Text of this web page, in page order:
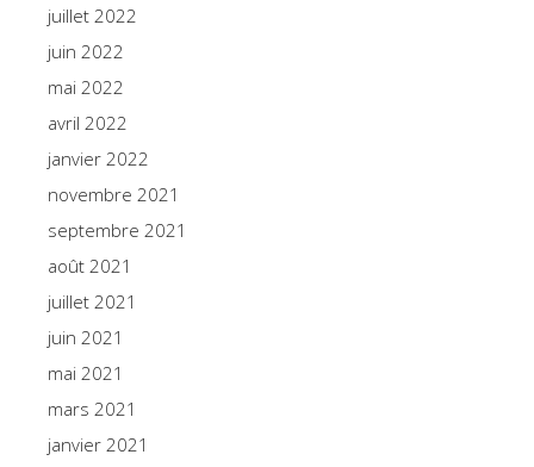
juillet 2022
juin 2022
mai 2022
avril 2022
janvier 2022
novembre 2021
septembre 2021
août 2021
juillet 2021
juin 2021
mai 2021
mars 2021
janvier 2021